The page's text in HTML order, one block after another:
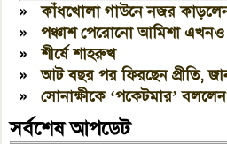
»কাঁধখোলা গাউনে নজর
»পঞ্চাশ পেরোনো আমিশা এখনও
»শীর্ষে শাহরুখ
»আট বছর পর ফিরছেন প্রীতি,
»সোনাক্ষীকে ‘পকেটমার’
সর্বশেষ আপডেট